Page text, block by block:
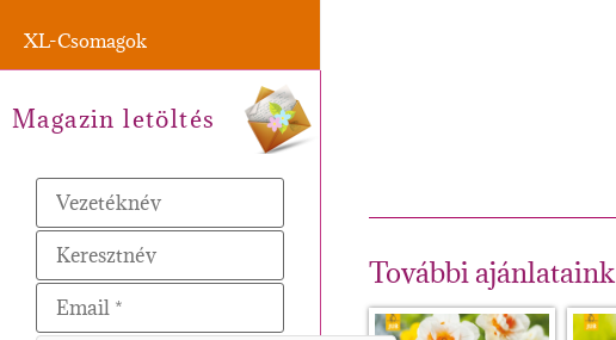
XL-Csomagok
Magazin letöltés
További ajánlataink